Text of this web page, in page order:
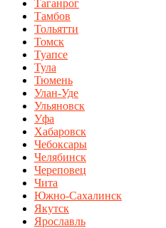
Таганрог
Тамбов
Тольятти
Томск
Туапсе
Тула
Тюмень
Улан-Уде
Ульяновск
Уфа
Хабаровск
Чебоксары
Челябинск
Череповец
Чита
Южно-Сахалинск
Якутск
Ярославль